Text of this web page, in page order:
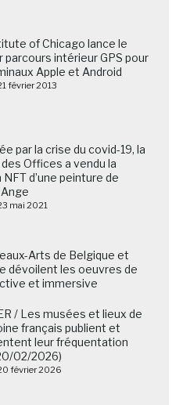
of Chicago lance le
parcours intérieur GPS pour
Apple et Android
février 2013
par la crise du covid-19, la
Offices a vendu la
d’une peinture de
mai 2021
Arts de Belgique et
dévoilent les oeuvres de
et immersive
/ Les musées et lieux de
français publient et
leur fréquentation
02/2026)
février 2026